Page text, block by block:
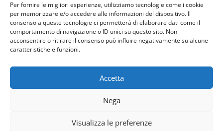
Per fornire le migliori esperienze, utilizziamo tecnologie come i cookie
per memorizzare e/o accedere alle informazioni del dispositivo. Il
consenso a queste tecnologie ci permetterà di elaborare dati come il
comportamento di navigazione o ID unici su questo sito. Non
acconsentire o ritirare il consenso può influire negativamente su alcune
caratteristiche e funzioni.
Accetta
Nega
Visualizza le preferenze
Contatti
SEGUICI SUI SOCIAL
Agenzia Grafica & Web